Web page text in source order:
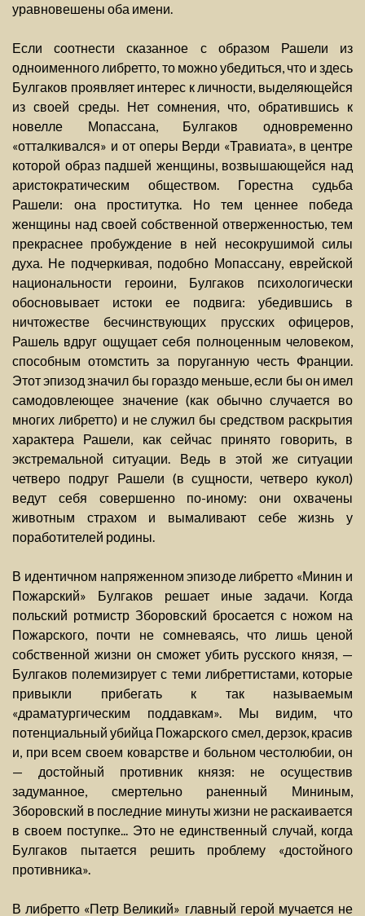
уравновешены оба имени.
Если соотнести сказанное с образом Рашели из
одноименного либретто, то можно убедиться, что и здесь
Булгаков проявляет интерес к личности, выделяющейся
из своей среды. Нет сомнения, что, обратившись к
новелле Мопассана, Булгаков одновременно
«отталкивался» и от оперы Верди «Травиата», в центре
которой образ падшей женщины, возвышающейся над
аристократическим обществом. Горестна судьба
Рашели: она проститутка. Но тем ценнее победа
женщины над своей собственной отверженностью, тем
прекраснее пробуждение в ней несокрушимой силы
духа. Не подчеркивая, подобно Мопассану, еврейской
национальности героини, Булгаков психологически
обосновывает истоки ее подвига: убедившись в
ничтожестве бесчинствующих прусских офицеров,
Рашель вдруг ощущает себя полноценным человеком,
способным отомстить за поруганную честь Франции.
Этот эпизод значил бы гораздо меньше, если бы он имел
самодовлеющее значение (как обычно случается во
многих либретто) и не служил бы средством раскрытия
характера Рашели, как сейчас принято говорить, в
экстремальной ситуации. Ведь в этой же ситуации
четверо подруг Рашели (в сущности, четверо кукол)
ведут себя совершенно по-иному: они охвачены
животным страхом и вымаливают себе жизнь у
поработителей родины.
В идентичном напряженном эпизоде либретто «Минин и
Пожарский» Булгаков решает иные задачи. Когда
польский ротмистр Зборовский бросается с ножом на
Пожарского, почти не сомневаясь, что лишь ценой
собственной жизни он сможет убить русского князя, —
Булгаков полемизирует с теми либреттистами, которые
привыкли прибегать к так называемым
«драматургическим поддавкам». Мы видим, что
потенциальный убийца Пожарского смел, дерзок, красив
и, при всем своем коварстве и больном честолюбии, он
— достойный противник князя: не осуществив
задуманное, смертельно раненный Мининым,
Зборовский в последние минуты жизни не раскаивается
в своем поступке... Это не единственный случай, когда
Булгаков пытается решить проблему «достойного
противника».
В либретто «Петр Великий» главный герой мучается не